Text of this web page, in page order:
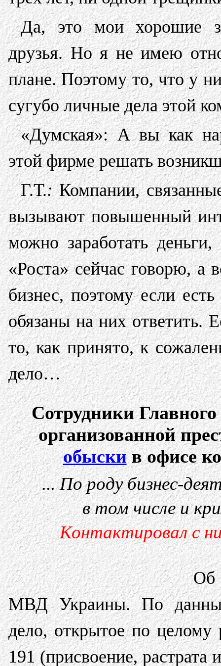
Да, это мои хорошие
друзья. Но я не имею
плане. Поэтому то, что у
сугубо личные дела этой
«Думская»: А вы как
этой фирме решать
Г.Т.:Компании,
вызывают повышенный
можно заработать
«Роста» сейчас говорю, а
бизнес, поэтому если
обязаны на них ответить.
то, как принято, к
дело…
Сотрудники
организованной
обыскив офисе
...По роду бизнес-
в том числе и
Контактировал с
Об
МВД Украины. По
дело, открытое по
191 (присвоение,